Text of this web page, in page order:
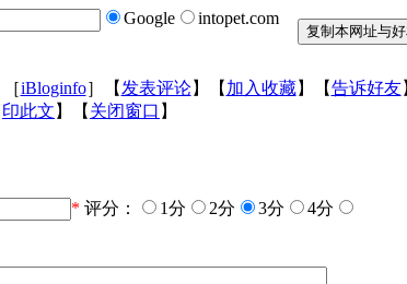
Google intopet.com
［iBloginfo］【 发表评论】【 加入收藏】【告诉好友
印此文 】【 关闭窗口 】
* 评分： 1分 2分 3分
4分